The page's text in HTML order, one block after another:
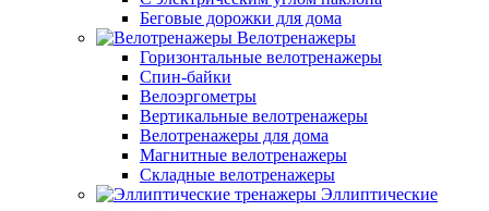
Беговые дорожки для дома
Велотренажеры
Горизонтальные велотренажеры
Спин-байки
Велоэргометры
Вертикальные велотренажеры
Велотренажеры для дома
Магнитные велотренажеры
Складные велотренажеры
Эллиптические